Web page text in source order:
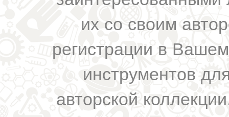
их со своим
регистрации в
инструментов
авторской